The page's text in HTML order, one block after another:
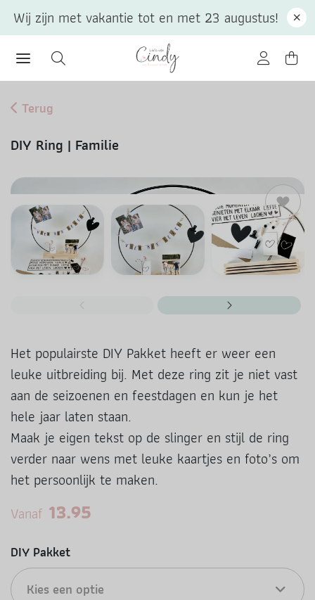
Terug
DIY Ring | Familie
Het populairste DIY Pakket heeft er weer een
leuke uitbreiding bij. Met deze ring zit je niet vast
aan de seizoenen en feestdagen en kun je het
hele jaar laten staan.
Maak je eigen tekst op de slinger en stijl de ring
verder naar wens met leuke kaartjes en foto’s om
het persoonlijk te maken.
Vanaf 13.95
DIY Pakket
Kies een optie
Wij zijn met vakantie tot en met 23 augustus!